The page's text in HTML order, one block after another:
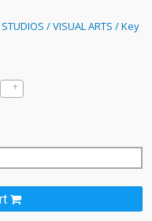
/ VISUAL ARTS / Key